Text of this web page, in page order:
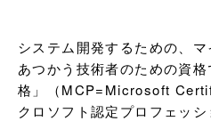
システム開発するための、
あつかう技術者のための資
格」（MCP=Microsoft
クロソフト認定プロフェッ